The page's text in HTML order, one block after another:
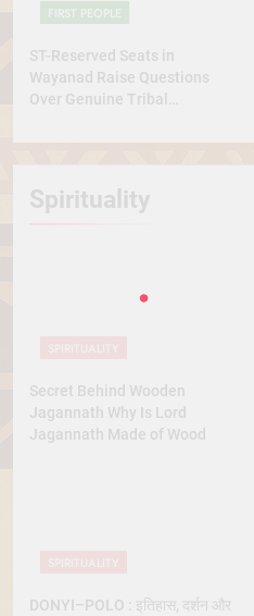
FIRST PEOPLE
ST-Reserved Seats in
Wayanad Raise Questions
Over Genuine Tribal
Spirituality
Secret Behind Wooden
Jagannath Why Is Lord
Jagannath Made of Wood
DONYI–POLO : इतिहास, दर्शन और